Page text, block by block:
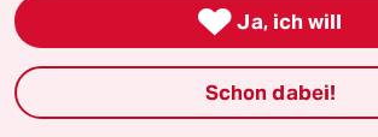
Ressorts
Politik
 Ja, ich will
Schon dabei!